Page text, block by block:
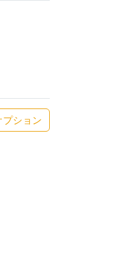
ション